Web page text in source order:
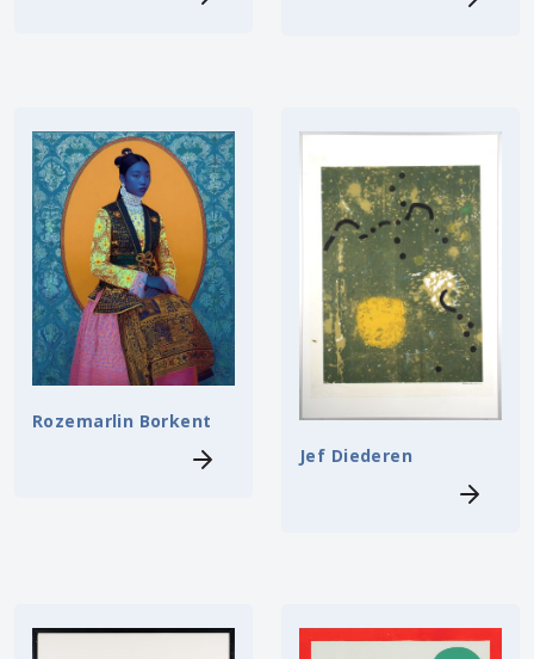
Rozemarlin Borkent
Jef Diederen